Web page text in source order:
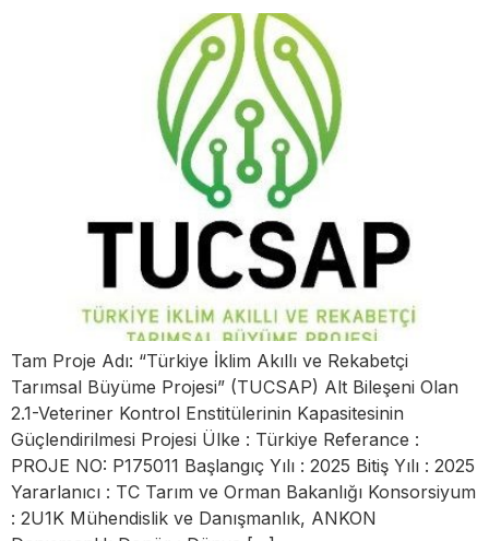
Tam Proje Adı: “Türkiye İklim Akıllı ve Rekabetçi
Tarımsal Büyüme Projesi” (TUCSAP) Alt Bileşeni Olan
2.1-Veteriner Kontrol Enstitülerinin Kapasitesinin
Güçlendirilmesi Projesi Ülke : Türkiye Referance :
PROJE NO: P175011 Başlangıç Yılı : 2025 Bitiş Yılı : 2025
Yararlanıcı : TC Tarım ve Orman Bakanlığı Konsorsiyum
: 2U1K Mühendislik ve Danışmanlık, ANKON